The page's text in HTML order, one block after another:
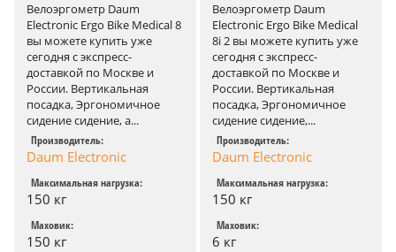
Велоэргометр Daum
Electronic Ergo Bike Medical 8
вы можете купить уже
сегодня с экспресс-
доставкой по Москве и
России. Вертикальная
посадка, Эргономичное
сидение сидение, а...
Производитель:
Daum Electronic
Максимальная нагрузка:
150 кг
Маховик:
150 кг
Велоэргометр Daum
Electronic Ergo Bike Medical
8i 2 вы можете купить уже
сегодня с экспресс-
доставкой по Москве и
России. Вертикальная
посадка, Эргономичное
сидение сидение,...
Производитель:
Daum Electronic
Максимальная нагрузка:
150 кг
Маховик:
6 кг